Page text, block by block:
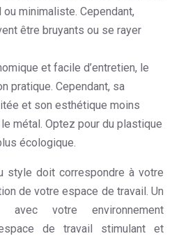
minimaliste. Cependant,
être bruyants ou se rayer
et facile d’entretien, le
pratique. Cependant, sa
et son esthétique moins
métal. Optez pour du plastique
écologique.
style doit correspondre à votre
de votre espace de travail. Un
avec votre environnement
de travail stimulant et